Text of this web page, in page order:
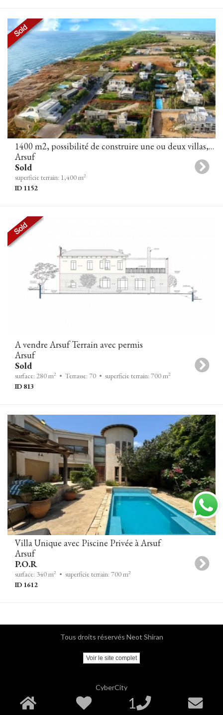
1400 m2, possibilité de construire une ou deux villas, Arsuf
Arsuf
Sold
superficie terrain: 1,400 m2
ID 1152
A vendre Arsuf Terrain avec permis
Arsuf
Sold
surface: 280 m2 • Terrasse: 70 • superficie terrain: 700 m2
ID 813
Villa Unique avec Piscine Privée à Arsuf
Arsuf
P.O.R
surface: 340 m2 • superficie terrain: 700 m2
ID 1612
1
Tous droits réservés Neot Shiran
Voir le site complet
CyberCity